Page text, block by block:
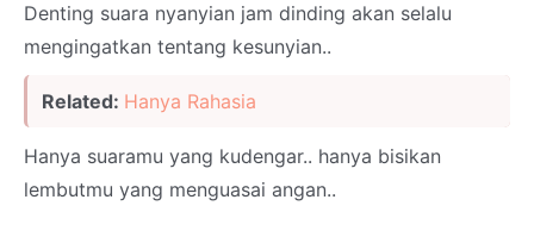
Denting suara nyanyian jam dinding akan selalu
mengingatkan tentang kesunyian..
Related: Hanya Rahasia
Hanya suaramu yang kudengar.. hanya bisikan
lembutmu yang menguasai angan..